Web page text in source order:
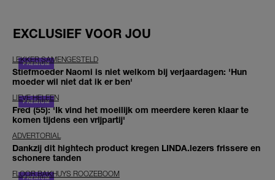
EXCLUSIEF VOOR JOU
LEKKER SAMENGESTELD
Stiefmoeder Naomi is niet welkom bij verjaardagen: 'Hun
moeder wil niet dat ik er ben'
LIEVE HELEEN
Fred (55): 'Ik vind het moeilijk om meerdere keren klaar te
komen tijdens een vrijpartij'
ADVERTORIAL
Dankzij dit hightech product kregen LINDA.lezers frissere en
schonere tanden
FLOOR BAKHUYS ROOZEBOOM